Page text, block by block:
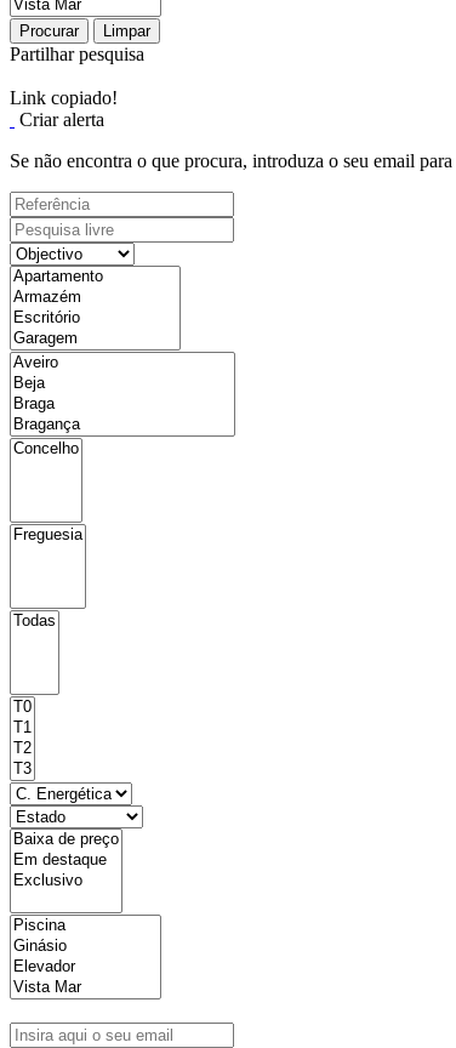
Procurar Limpar
Partilhar pesquisa
Link copiado!
Criar alerta
Se não encontra o que procura, introduza o seu email